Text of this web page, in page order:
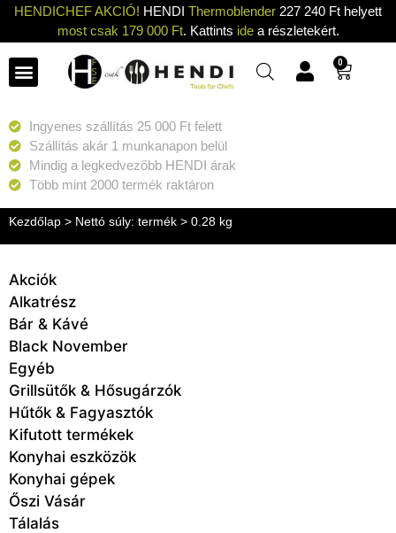
HENDICHEF AKCIÓ! HENDI Thermoblender 227 240 Ft helyett
most csak 179 000 Ft. Kattints idea részletekért.
0
Ingyenes szállítás 25 000 Ft felett
Szállítás akár 1 munkanapon belül
Mindig a legkedvezőbb HENDI árak
Több mint 2000 termék raktáron
Kezdőlap > Nettó súly: termék > 0.28 kg
Akciók
Alkatrész
Bár & Kávé
Black November
Egyéb
Grillsütők & Hősugárzók
Hűtők & Fagyasztók
Kifutott termékek
Konyhai eszközök
Konyhai gépek
Őszi Vásár
Tálalás